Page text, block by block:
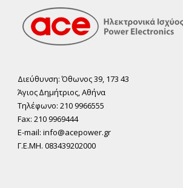
Διεύθυνση: Όθωνος 39, 173 43
Άγιος ∆ηµήτριος, Αθήνα
Τηλέφωνο: 210 9966555
Fax: 210 9969444
E-mail: info@acepower.gr
Γ.Ε.ΜΗ. 083439202000